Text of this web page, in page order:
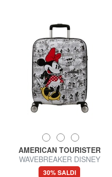
AMERICAN TOURISTER
WAVEBREAKER DISNEY
Trolley Bagaglio a Mano
30% SALDI